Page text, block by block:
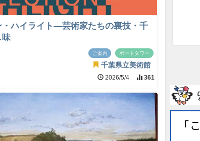
・ハイライト―芸術家たちの裏技・千
味
ご案内 ポートタワー
千葉県立美術館
2026/5/4 361